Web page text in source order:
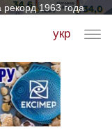
рекорд 1963 года
укр